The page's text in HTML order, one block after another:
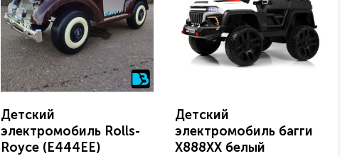
Детский
электромобиль Rolls-
Royce (E444EE)
Детский
электромобиль багги
X888XX белый